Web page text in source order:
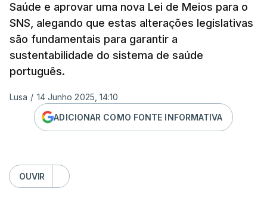
Saúde e aprovar uma nova Lei de Meios para o
SNS, alegando que estas alterações legislativas
são fundamentais para garantir a
sustentabilidade do sistema de saúde
português.
Lusa / 14 Junho 2025, 14:10
ADICIONAR COMO FONTE INFORMATIVA
OUVIR